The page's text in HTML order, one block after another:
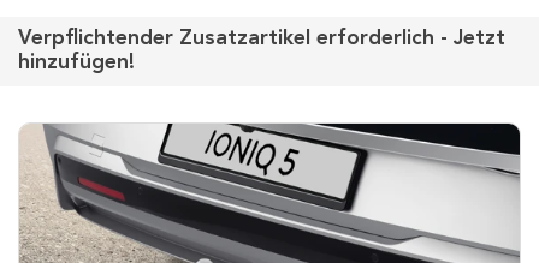
Verpflichtender Zusatzartikel erforderlich - Jetzt
hinzufügen!